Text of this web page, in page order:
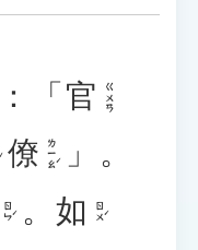
：「 官 ㄍㄨㄢ
僚 ㄌㄧㄠˊ
」。
ㄖㄣˊ 。 如 ㄖㄨˊ